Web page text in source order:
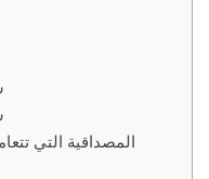
المصداقية التي